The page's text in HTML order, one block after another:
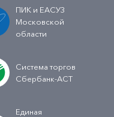
ПИК и ЕАСУЗ
Московской
области
Система торгов
Сбербанк-АСТ
Единая